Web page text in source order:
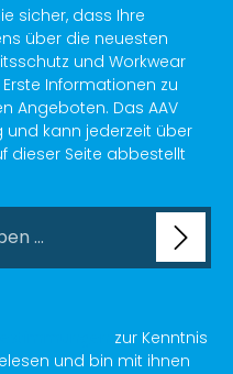
sicher, dass Ihre
über die neuesten
und Workwear
Informationen zu
Angeboten. Das AAV
kann jederzeit über
dieser Seite abbestellt
zur Kenntnis
und bin mit ihnen